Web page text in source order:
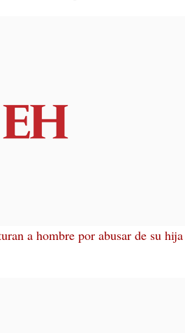
a hombre por abusar de su hija